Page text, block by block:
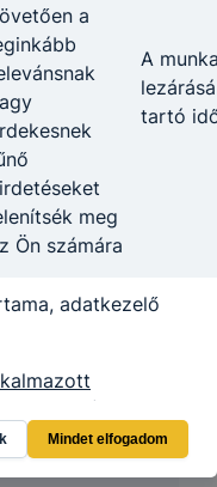
a
meg
Ön számára
A
tartó
adatkezelő
6. cikk (1)
érintett
adatainak egy vagy
Mindet elfogadom